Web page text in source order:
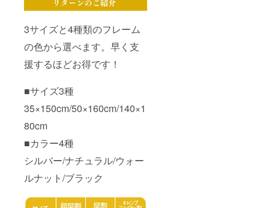
3サイズと4種類のフレーム
の色から選べます。早く支
援するほどお得です！
■サイズ3種
35×150cm/50×160cm/140×1
80cm
■カラー4種
シルバー/ナチュラル/ウォー
ルナット/ブラック